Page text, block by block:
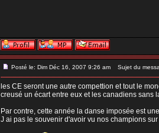
Posté le: Dim Déc 16, 2007 9:26 am Sujet du
les CE seront une autre compettion et tout le
creusé un écart entre eux et les canadiens sans
Par contre, cette année la danse imposée est
J ai pas le souvenir d'avoir vu nos champions